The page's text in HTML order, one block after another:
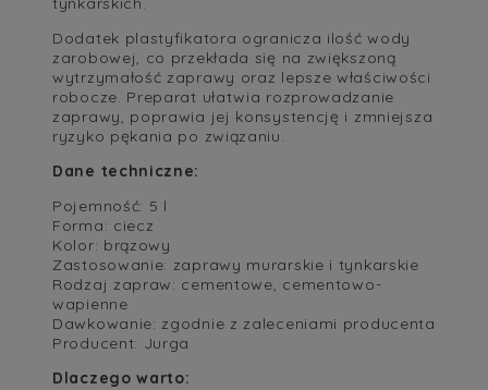
Dodatek plastyfikatora ogranicza ilość wody
zarobowej, co przekłada się na zwiększoną
wytrzymałość zaprawy oraz lepsze właściwości
robocze. Preparat ułatwia rozprowadzanie
zaprawy, poprawia jej konsystencję i zmniejsza
ryzyko pękania po związaniu.
Dane techniczne:
Pojemność: 5 l
Forma: ciecz
Kolor: brązowy
Zastosowanie: zaprawy murarskie i tynkarskie
Rodzaj zapraw: cementowe, cementowo-
wapienne
Dawkowanie: zgodnie z zaleceniami producenta
Producent: Jurga
Dlaczego warto: